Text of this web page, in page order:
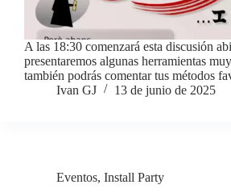
A las 18:30 comenzará esta discusión
presentaremos algunas herramientas
también podrás comentar tus métodos
Ivan GJ
13 de junio de 2025
Eventos, Install Party